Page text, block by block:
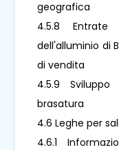
geografica
4.5.8
dell'alluminio di
di vendita
4.5.9
brasatura
4.6 Leghe per
4.6.1